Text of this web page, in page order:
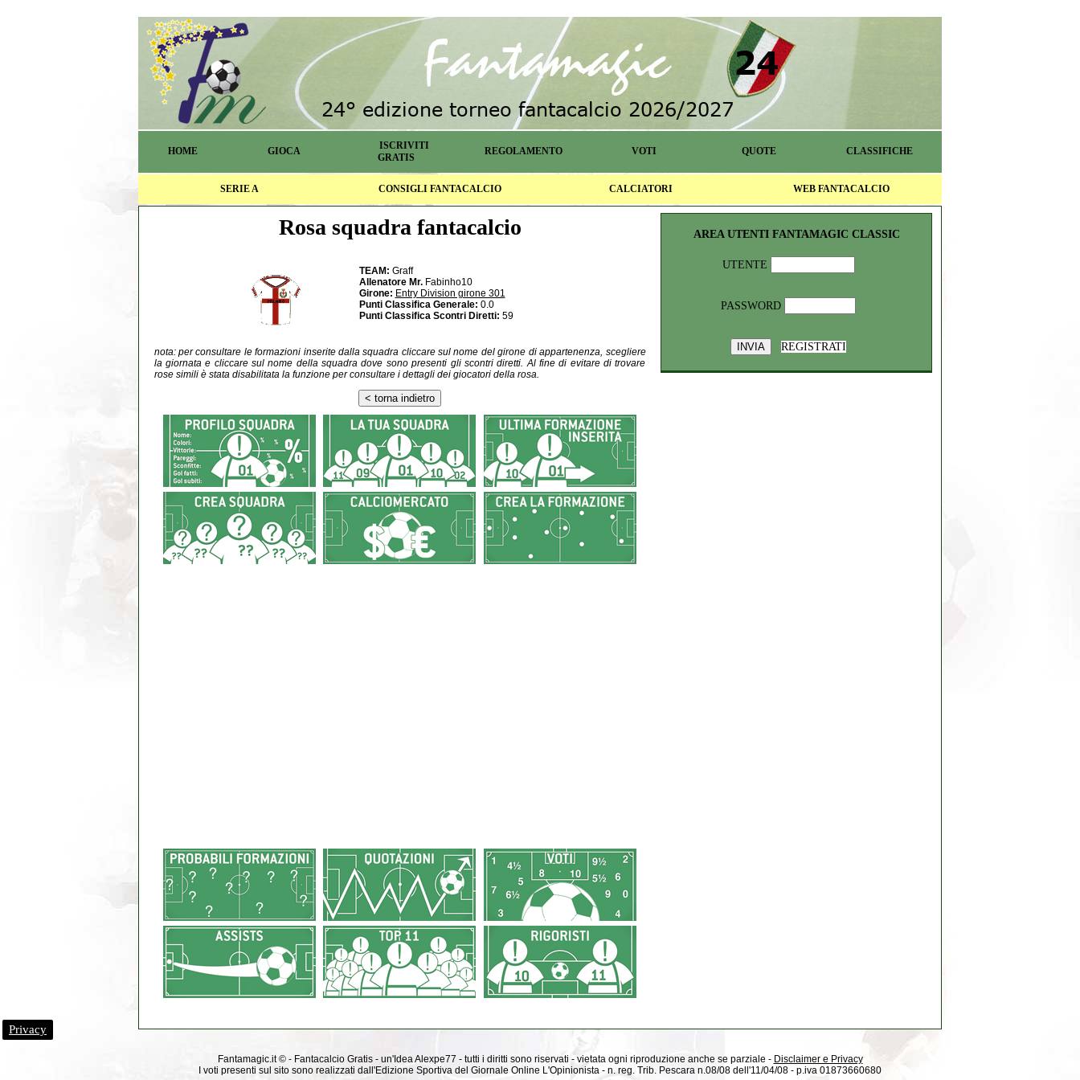
HOME GIOCA
ISCRIVITI
GRATIS
REGOLAMENTO VOTI QUOTE CLASSIFICHE
SERIE A CONSIGLI FANTACALCIO CALCIATORI WEB FANTACALCIO
Rosa squadra fantacalcio
TEAM: Graff
Allenatore Mr. Fabinho10
Girone: Entry Division girone 301
Punti Classifica Generale: 0.0
Punti Classifica Scontri Diretti: 59
nota: per consultare le formazioni inserite dalla squadra cliccare sul nome del girone di appartenenza, scegliere
la giornata e cliccare sul nome della squadra dove sono presenti gli scontri diretti. Al fine di evitare di trovare
rose simili è stata disabilitata la funzione per consultare i dettagli dei giocatori della rosa.
AREA UTENTI FANTAMAGIC CLASSIC
UTENTE
PASSWORD
REGISTRATI
Fantamagic.it © - Fantacalcio Gratis - un'Idea Alexpe77 - tutti i diritti sono riservati - vietata ogni riproduzione anche se parziale - Disclaimer e Privacy
I voti presenti sul sito sono realizzati dall'Edizione Sportiva del Giornale Online L'Opinionista - n. reg. Trib. Pescara n.08/08 dell'11/04/08 - p.iva 01873660680
Privacy